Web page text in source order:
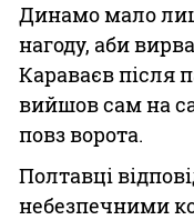
Динамо мало
нагоду, аби
Караваєв після
вийшов сам на
повз ворота.
Полтавці
небезпечними